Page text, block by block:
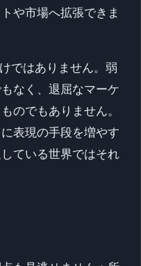
や市場へ拡張できま
ではありません。弱
なく、退屈なマーケ
のでもありません。
表現の手段を増やす
ている世界ではそれ